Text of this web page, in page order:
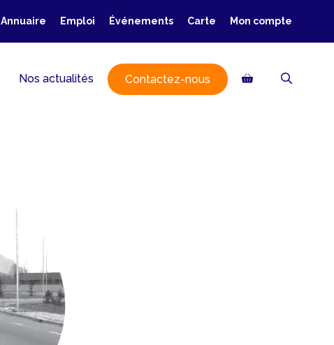
Annuaire Emploi Événements Carte Mon compte
Nos actualités Contactez-nous